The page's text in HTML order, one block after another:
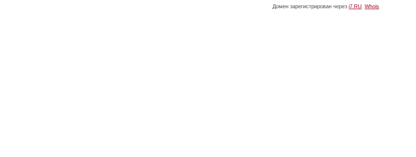
Домен зарегистрирован через i7.RU Whois